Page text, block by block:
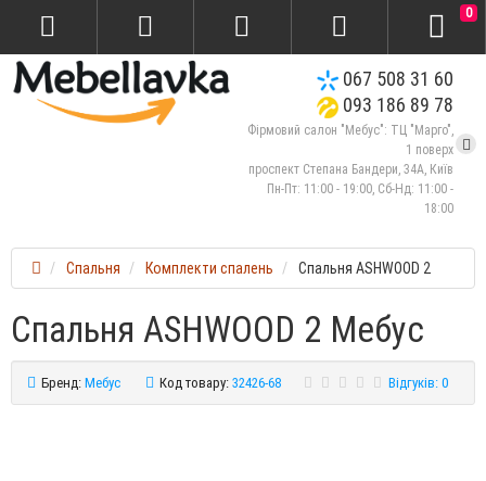
067 508 31 60
093 186 89 78
Фірмовий салон "Мебус": ТЦ "Марго",
1 поверх
проспект Степана Бандери, 34А, Київ
Пн-Пт: 11:00 - 19:00, Сб-Нд: 11:00 -
18:00
0
Спальня Комплекти спалень Спальня ASHWOOD 2
Спальня ASHWOOD 2 Мебус
Бренд:Мебус Код товару:32426-68 Відгуків: 0